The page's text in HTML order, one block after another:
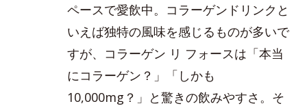
ペースで愛飲中。コラーゲンドリンクと
いえば独特の風味を感じるものが多いで
すが、コラーゲン リ フォースは「本当
にコラーゲン？」「しかも
10,000mg？」と驚きの飲みやすさ。そ